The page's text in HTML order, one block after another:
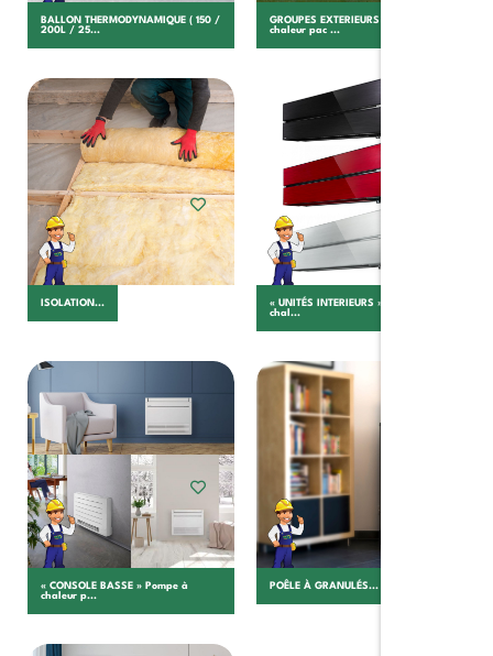
BALLON THERMODYNAMIQUE ( 150 /
200L / 25...
GROUPES EXTERIEURS Pompe à
chaleur pac ...
Ajouter au panier
ISOLATION...
Choisir
« UNITÉS INTERIEURS » Pompe à
chal...
Choisir
« CONSOLE BASSE » Pompe à
chaleur p...
Ajouter au panier
POÊLE À GRANULÉS...